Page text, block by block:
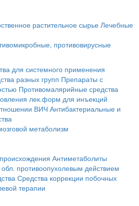
растительное сырье Лечебные
противовирусные
для системного применения
разных групп Препараты с
Противомалярийные средства
лек.форм для инъекций
ВИЧ Антибактериальные и
метаболизм
Антиметаболиты
противоопухолевым действием
Средства коррекции побочных
терапии